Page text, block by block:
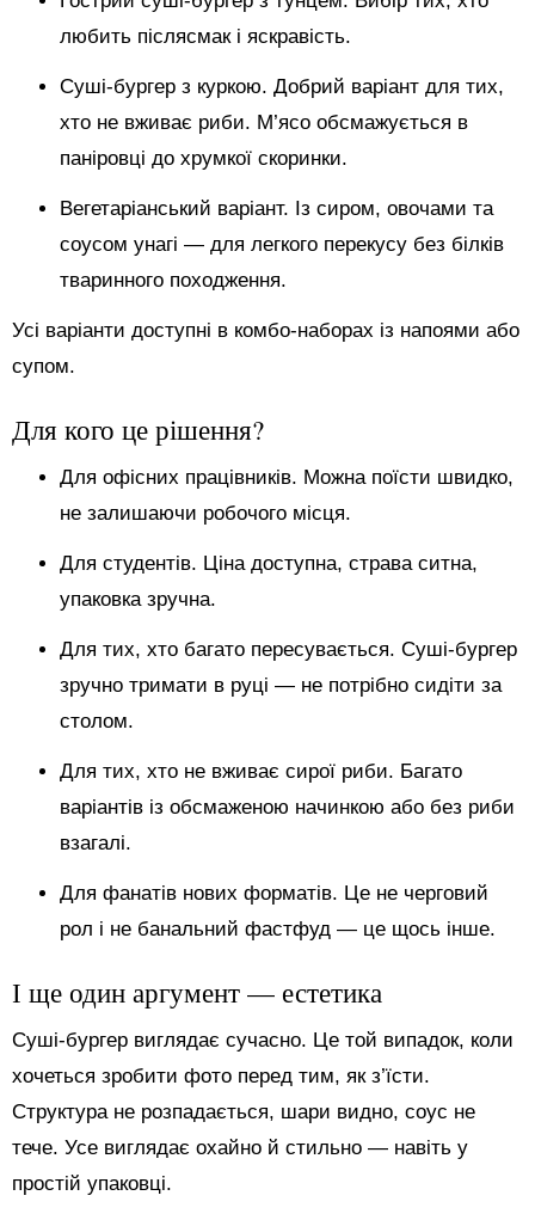
любить післясмак і яскравість.
Суші-бургер з куркою. Добрий варіант для тих,
хто не вживає риби. М’ясо обсмажується в
паніровці до хрумкої скоринки.
Вегетаріанський варіант. Із сиром, овочами та
соусом унагі — для легкого перекусу без білків
тваринного походження.
Усі варіанти доступні в комбо-наборах із напоями або
супом.
Для кого це рішення?
Для офісних працівників. Можна поїсти швидко,
не залишаючи робочого місця.
Для студентів. Ціна доступна, страва ситна,
упаковка зручна.
Для тих, хто багато пересувається. Суші-бургер
зручно тримати в руці — не потрібно сидіти за
столом.
Для тих, хто не вживає сирої риби. Багато
варіантів із обсмаженою начинкою або без риби
взагалі.
Для фанатів нових форматів. Це не черговий
рол і не банальний фастфуд — це щось інше.
І ще один аргумент — естетика
Суші-бургер виглядає сучасно. Це той випадок, коли
хочеться зробити фото перед тим, як з’їсти.
Структура не розпадається, шари видно, соус не
тече. Усе виглядає охайно й стильно — навіть у
простій упаковці.